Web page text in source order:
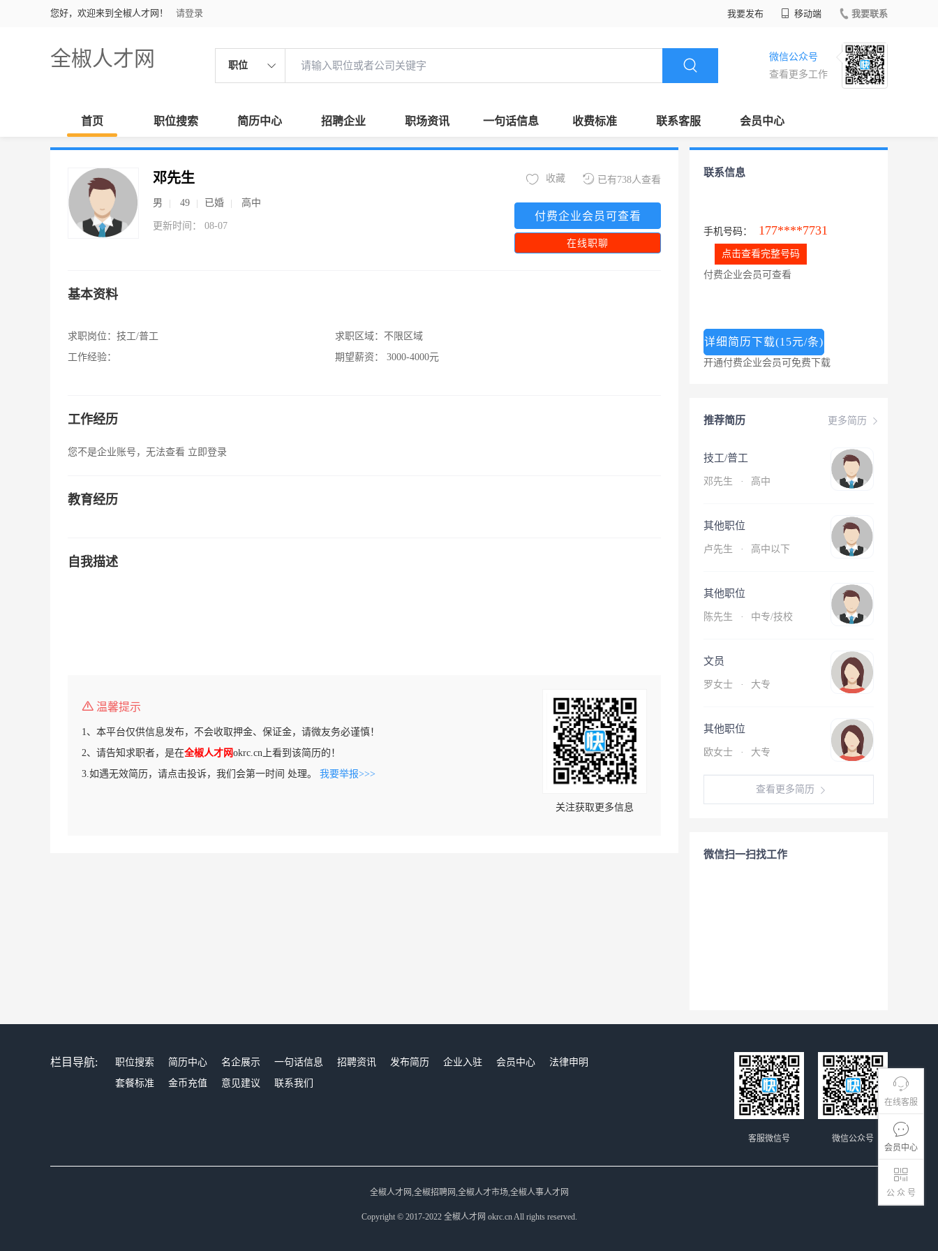
您好，欢迎来到全椒人才网！ 请登录 我要发布 移动端 我要联系
全椒人才网 职位
微信公众号
查看更多工作
首页 职位搜索 简历中心 招聘企业 职场资讯 一句话信息 收费标准 联系客服 会员中心
在线客服
会员中心
公 众 号
邓先生
男 49 已婚 高中
更新时间： 08-07
已有738人查看
收藏
付费企业会员可查看
在线职聊
基本资料
求职岗位： 技工/普工
工作经验：
求职区域： 不限区域
期望薪资：
3000-4000元
工作经历
您不是企业账号，无法查看 立即登录
教育经历
自我描述
温馨提示
1、本平台仅供信息发布，不会收取押金、保证金，请微友务必谨慎！
2、请告知求职者，是在全椒人才网okrc.cn上看到该简历的！
3.如遇无效简历，请点击投诉，我们会第一时间 处理。 我要举报>>>
关注获取更多信息
联系信息
手机号码： 177****7731
点击查看完整号码
付费企业会员可查看
详细简历下载(15元/条)
开通付费企业会员可免费下载
更多简历
推荐简历
技工/普工
邓先生 · 高中
其他职位
卢先生 · 高中以下
其他职位
陈先生 · 中专/技校
文员
罗女士 · 大专
其他职位
欧女士 · 大专
查看更多简历
微信扫一扫找工作
栏目导航: 职位搜索 简历中心 名企展示 一句话信息 招聘资讯 发布简历 企业入驻 会员中心
法律申明
套餐标准
金币充值 意见建议 联系我们
微信公众号
客服微信号
全椒人才网,全椒招聘网,全椒人才市场,全椒人事人才网
Copyright © 2017-2022 全椒人才网 okrc.cn All rights reserved.